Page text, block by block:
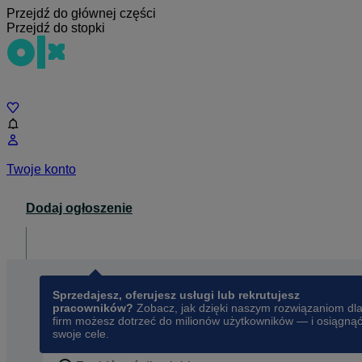
Przejdź do głównej części
Przejdź do stopki
Twoje konto
Dodaj ogłoszenie
Sprzedajesz, oferujesz usługi lub rekrutujesz
pracowników? Zobacz, jak dzięki naszym rozwiązaniom dla
firm możesz dotrzeć do milionów użytkowników — i osiągnąć
swoje cele.